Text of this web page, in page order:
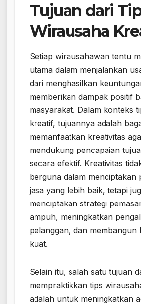
Tujuan dari
Wirausaha
Setiap wirausahawan tentu
utama dalam menjalankan
dari menghasilkan
memberikan dampak positif
masyarakat. Dalam konteks
kreatif, tujuannya adalah
memanfaatkan kreativitas
mendukung pencapaian
secara efektif. Kreativitas
berguna dalam menciptakan
jasa yang lebih baik, tetapi
menciptakan strategi
ampuh, meningkatkan
pelanggan, dan membangun
kuat.
Selain itu, salah satu tujuan
mempraktikkan tips
adalah untuk meningkatkan